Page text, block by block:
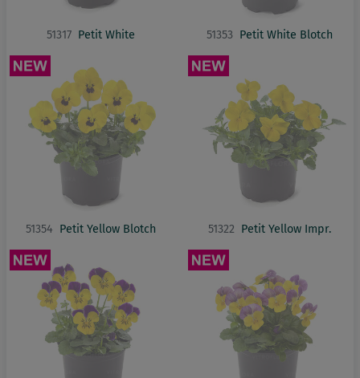
51317 Petit White 51353 Petit White Blotch
51354 Petit Yellow Blotch 51322 Petit Yellow Impr.